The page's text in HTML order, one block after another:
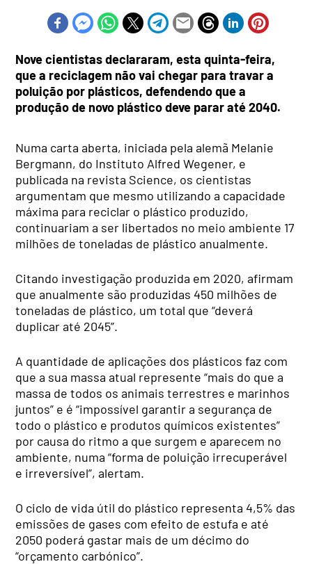
Nove cientistas declararam, esta quinta-feira,
que a reciclagem não vai chegar para travar a
poluição por plásticos, defendendo que a
produção de novo plástico deve parar até 2040.
Numa carta aberta, iniciada pela alemã Melanie
Bergmann, do Instituto Alfred Wegener, e
publicada na revista Science, os cientistas
argumentam que mesmo utilizando a capacidade
máxima para reciclar o plástico produzido,
continuariam a ser libertados no meio ambiente 17
milhões de toneladas de plástico anualmente.
Citando investigação produzida em 2020, afirmam
que anualmente são produzidas 450 milhões de
toneladas de plástico, um total que “deverá
duplicar até 2045”.
A quantidade de aplicações dos plásticos faz com
que a sua massa atual represente “mais do que a
massa de todos os animais terrestres e marinhos
juntos” e é “impossível garantir a segurança de
todo o plástico e produtos químicos existentes”
por causa do ritmo a que surgem e aparecem no
ambiente, numa “forma de poluição irrecuperável
e irreversível”, alertam.
O ciclo de vida útil do plástico representa 4,5% das
emissões de gases com efeito de estufa e até
2050 poderá gastar mais de um décimo do
“orçamento carbónico”.